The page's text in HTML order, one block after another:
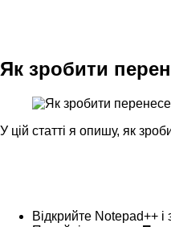
Як зробити
У цій статті я опишу, як
Відкрийте Notepad++